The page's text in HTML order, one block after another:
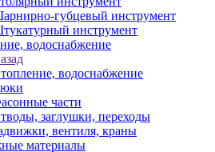
губцевый инструмент
инструмент
водоснабжение
водоснабжение
части
заглушки, переходы
вентиля, краны
материалы